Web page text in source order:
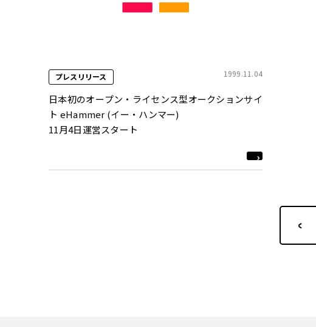
プレスリリース 1999.11.04
日本初のオープン・ライセンス型オークションサイ
ト eHammer (イー・ハンマー)
11月4日運営スタート